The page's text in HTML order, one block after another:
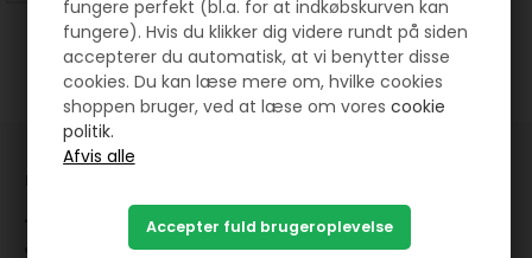
fungere perfekt (bl.a. for at indkøbskurven kan
fungere). Hvis du klikker dig videre rundt på siden
accepterer du automatisk, at vi benytter disse
cookies. Du kan læse mere om, hvilke cookies
shoppen bruger, ved at læse om vores cookie
politik.
HANNES Patchwork
Jernbanegade 12 - 8881 Thorsø
( +45 ) 29 87 10 74